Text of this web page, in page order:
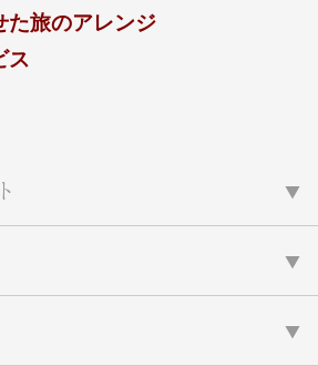
た旅のアレンジ
ス